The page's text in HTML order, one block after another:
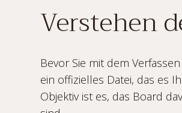
Verstehen
Bevor Sie mit dem
ein offizielles Datei, das es
Objektiv ist es, das Board